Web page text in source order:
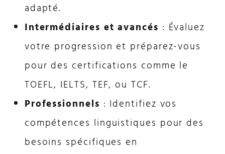
adapté.
Intermédiaires et avancés : Évaluez
votre progression et préparez-vous
pour des certifications comme le
TOEFL, IELTS, TEF, ou TCF.
Professionnels : Identifiez vos
compétences linguistiques pour des
besoins spécifiques en